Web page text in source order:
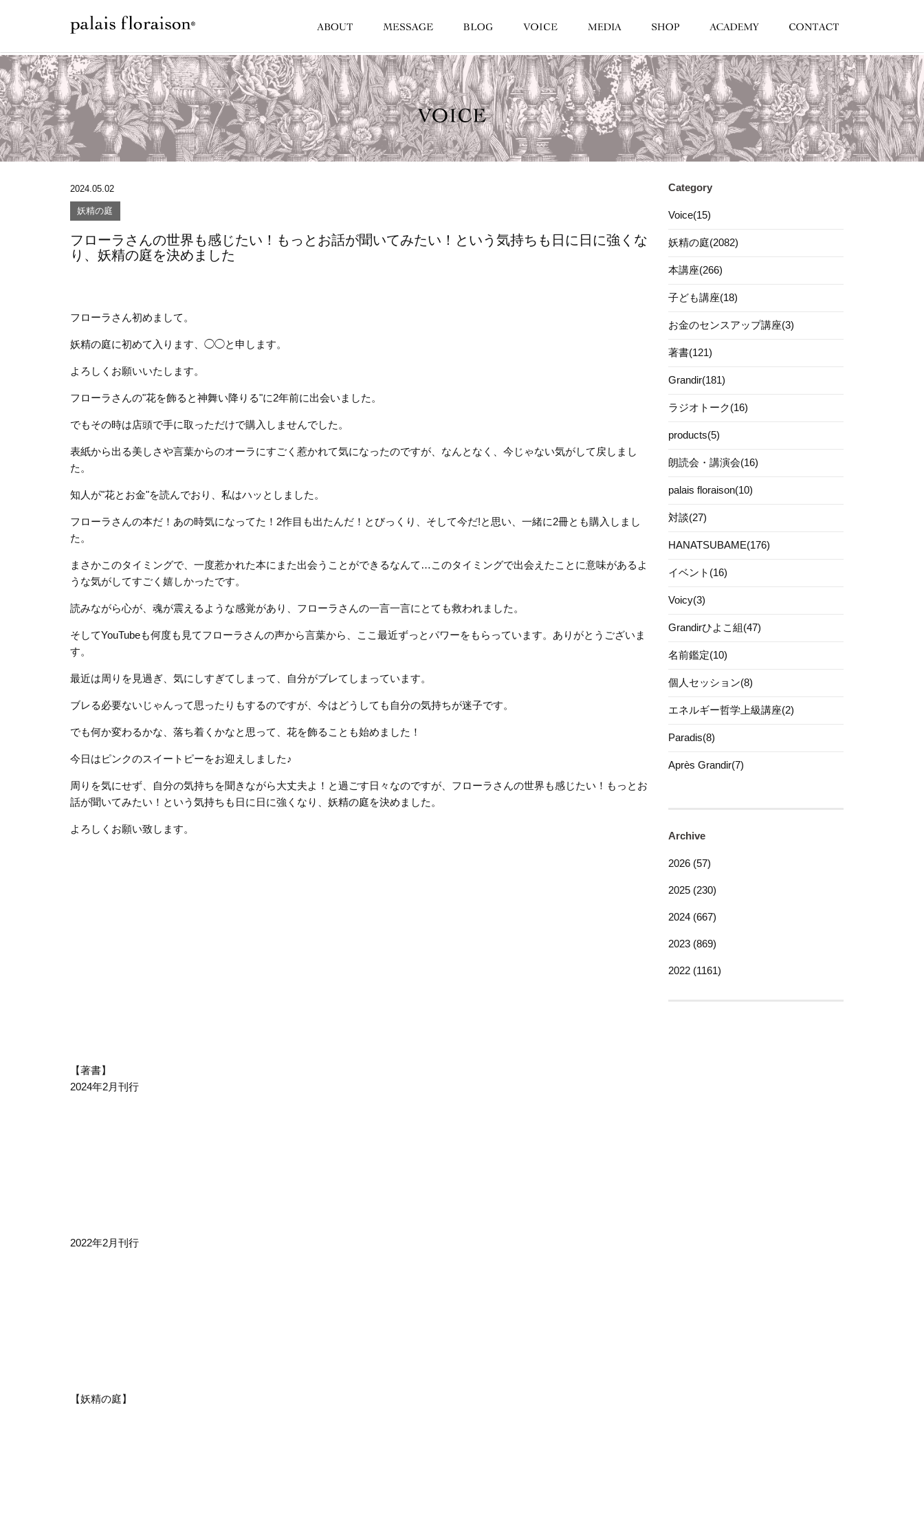
2024.05.02
妖精の庭
フローラさんの世界も感じたい！もっとお話が聞いてみたい！という気持ちも日に日に強くな
り、妖精の庭を決めました
フローラさん初めまして。
妖精の庭に初めて入ります、◯◯と申します。
よろしくお願いいたします。
フローラさんの"花を飾ると神舞い降りる"に2年前に出会いました。
でもその時は店頭で手に取っただけで購入しませんでした。
表紙から出る美しさや言葉からのオーラにすごく惹かれて気になったのですが、なんとなく、今じゃない気がして戻しまし
た。
知人が"花とお金"を読んでおり、私はハッとしました。
フローラさんの本だ！あの時気になってた！2作目も出たんだ！とびっくり、そして今だ!と思い、一緒に2冊とも購入しまし
た。
まさかこのタイミングで、一度惹かれた本にまた出会うことができるなんて…このタイミングで出会えたことに意味があるよ
うな気がしてすごく嬉しかったです。
読みながら心が、魂が震えるような感覚があり、フローラさんの一言一言にとても救われました。
そしてYouTubeも何度も見てフローラさんの声から言葉から、ここ最近ずっとパワーをもらっています。ありがとうございま
す。
最近は周りを見過ぎ、気にしすぎてしまって、自分がブレてしまっています。
ブレる必要ないじゃんって思ったりもするのですが、今はどうしても自分の気持ちが迷子です。
でも何か変わるかな、落ち着くかなと思って、花を飾ることも始めました！
今日はピンクのスイートピーをお迎えしました♪
周りを気にせず、自分の気持ちを聞きながら大丈夫よ！と過ごす日々なのですが、フローラさんの世界も感じたい！もっとお
話が聞いてみたい！という気持ちも日に日に強くなり、妖精の庭を決めました。
よろしくお願い致します。
【著書】
2024年2月刊行
2022年2月刊行
【妖精の庭】
Category
Voice(15)
妖精の庭(2082)
本講座(266)
子ども講座(18)
お金のセンスアップ講座(3)
著書(121)
Grandir(181)
ラジオトーク(16)
products(5)
朗読会・講演会(16)
palais floraison(10)
対談(27)
HANATSUBAME(176)
イベント(16)
Voicy(3)
Grandirひよこ組(47)
名前鑑定(10)
個人セッション(8)
エネルギー哲学上級講座(2)
Paradis(8)
Après Grandir(7)
Archive
2026 (57)
2025 (230)
2024 (667)
2023 (869)
2022 (1161)